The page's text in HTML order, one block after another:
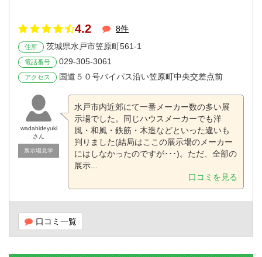
4.2 8件
住所 茨城県水戸市笠原町561-1
電話番号 029-305-3061
アクセス 国道５０号バイパス沿い笠原町中央交差点前
wadahideyuki
さん
展示場見学
水戸市内近郊にて一番メーカー数の多い展
示場でした。同じハウスメーカーでも洋
風・和風・鉄筋・木造などといった違いも
判りました(結局はここの展示場のメーカー
にはしなかったのですが･･･)。ただ、全部の
展示...
口コミを見る
口コミ一覧